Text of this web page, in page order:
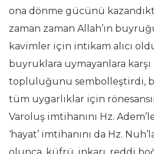
ona dönme gücünü
zaman zaman Allah’ın
kavimler için intikam alıcı
buyruklara uymayanlara karşı
topluluğunu sembolleştirdi,
tüm uygarlıklar için
Varoluş imtihanını Hz.
‘hayat’ imtihanını da Hz.